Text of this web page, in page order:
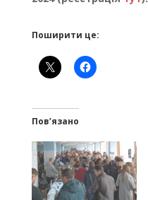
Поширити це:
Пов’язано